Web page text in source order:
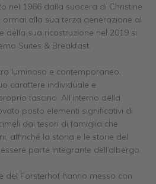
nel 1966 dalla suocera di Christine
alla sua terza generazione al
della sua ricostruzione nel 2019 si
Suites & Breakfast.
luminoso e contemporaneo,
carattere individuale e
fascino. All’interno della
posto elementi significativi di
dai tesori di famiglia che
affinché la storia e le storie del
parte integrante dell’albergo.
del Forsterhof hanno messo con